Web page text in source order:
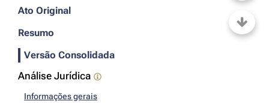
Ato Original
Resumo
Versão Consolidada
Análise Jurídica
Informações gerais